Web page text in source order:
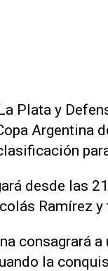
Plata y
Argentina
desde las
Ramírez
consagrará
la